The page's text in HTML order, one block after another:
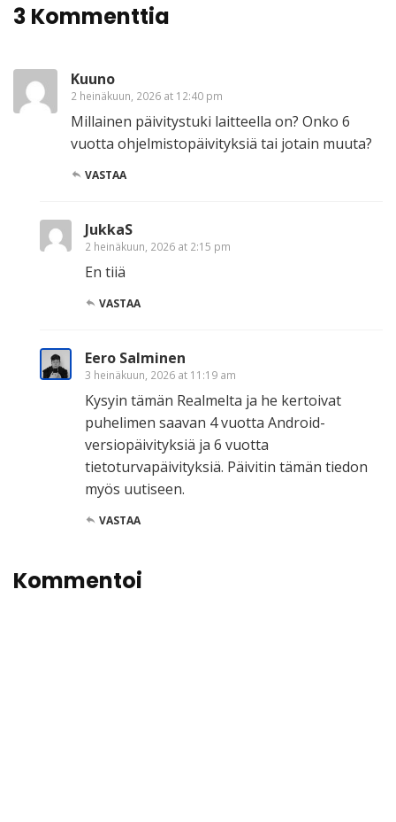
3 Kommenttia
Kuuno
2 heinäkuun, 2026 at 12:40 pm
Millainen päivitystuki laitteella on? Onko 6
vuotta ohjelmistopäivityksiä tai jotain muuta?
VASTAA
JukkaS
2 heinäkuun, 2026 at 2:15 pm
En tiiä
VASTAA
Eero Salminen
3 heinäkuun, 2026 at 11:19 am
Kysyin tämän Realmelta ja he kertoivat
puhelimen saavan 4 vuotta Android-
versiopäivityksiä ja 6 vuotta
tietoturvapäivityksiä. Päivitin tämän tiedon
myös uutiseen.
VASTAA
Kommentoi